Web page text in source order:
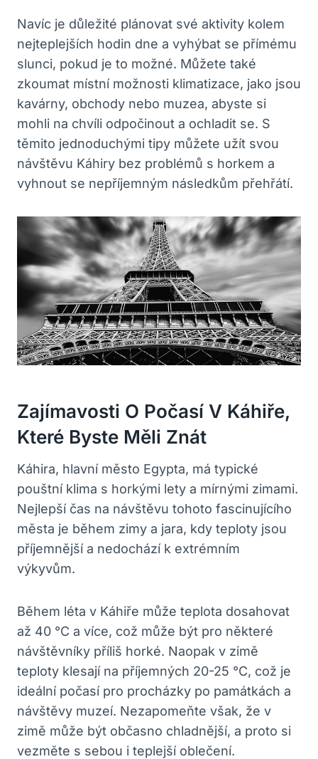
Navíc je důležité plánovat své aktivity kolem
nejteplejších hodin dne a vyhýbat se přímému
slunci, pokud je to možné. Můžete také
zkoumat místní možnosti klimatizace, jako jsou
kavárny, obchody nebo muzea, abyste si
mohli na chvíli odpočinout a ochladit se. S
těmito jednoduchými tipy můžete užít svou
návštěvu Káhiry bez problémů s horkem a
vyhnout se nepříjemným následkům přehřátí.
Zajímavosti O Počasí V Káhiře,
Které Byste Měli Znát
Káhira, hlavní město Egypta, má typické
pouštní klima s horkými lety a mírnými zimami.
Nejlepší čas na návštěvu tohoto fascinujícího
města je během zimy a jara, kdy teploty jsou
příjemnější a nedochází k extrémním
výkyvům.
Během léta v Káhiře může teplota dosahovat
až 40 °C a více, což může být pro některé
návštěvníky příliš horké. Naopak v zimě
teploty klesají na příjemných 20-25 °C, což je
ideální počasí pro procházky po památkách a
návštěvy muzeí. Nezapomeňte však, že v
zimě může být občasno chladnější, a proto si
vezměte s sebou i teplejší oblečení.